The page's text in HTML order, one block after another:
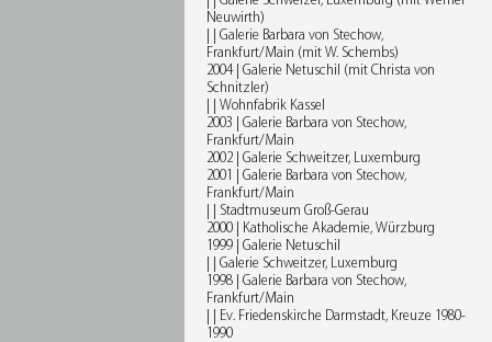
Neuwirth)
| | Galerie Barbara von Stechow,
Frankfurt/Main (mit W. Schembs)
2004 | Galerie Netuschil (mit Christa von
Schnitzler)
| | Wohnfabrik Kassel
2003 | Galerie Barbara von Stechow,
Frankfurt/Main
2002 | Galerie Schweitzer, Luxemburg
2001 | Galerie Barbara von Stechow,
Frankfurt/Main
| | Stadtmuseum Groß-Gerau
2000 | Katholische Akademie, Würzburg
1999 | Galerie Netuschil
| | Galerie Schweitzer, Luxemburg
1998 | Galerie Barbara von Stechow,
Frankfurt/Main
| | Ev. Friedenskirche Darmstadt, Kreuze 1980-
1990